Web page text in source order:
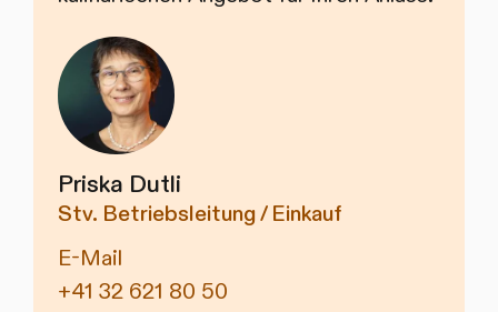
Priska Dutli
Stv. Betriebsleitung / Einkauf
E-Mail
+41 32 621 80 50